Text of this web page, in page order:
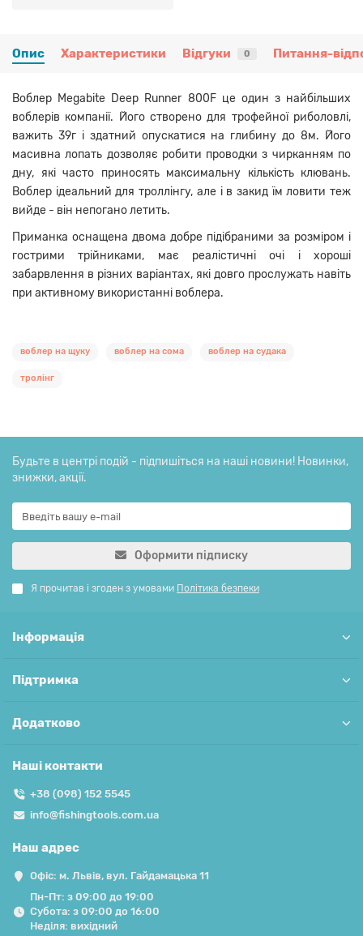
Опис Характеристики Відгуки 0 Питання-
Воблер Megabite Deep Runner 800F це один з найбільших
воблерів компанії. Його створено для трофейної риболовлі,
важить 39г і здатний опускатися на глибину до 8м. Його
масивна лопать дозволяє робити проводки з чирканням по
дну, які часто приносять максимальну кількість клювань.
Воблер ідеальний для троллінгу, але і в закид їм ловити теж
вийде - він непогано летить.
Приманка оснащена двома добре підібраними за розміром і
гострими трійниками, має реалістичні очі і хороші
забарвлення в різних варіантах, які довго прослужать навіть
при активному використанні воблера.
воблер на щуку воблер на сома воблер на судака
тролінг
Будьте в центрі подій - підпишіться на наші новини! Новинки,
знижки, акції.
Оформити підписку
Я прочитав і згоден з умовами Політика безпеки
Інформація
Підтримка
Додатково
Наші контакти
+38 (098) 152 5545
info@fishingtools.com.ua
Наш адрес
Офіс: м. Львів, вул. Гайдамацька 11
Пн-Пт: з 09:00 до 19:00
Субота: з 09:00 до 16:00
Неділя: вихідний